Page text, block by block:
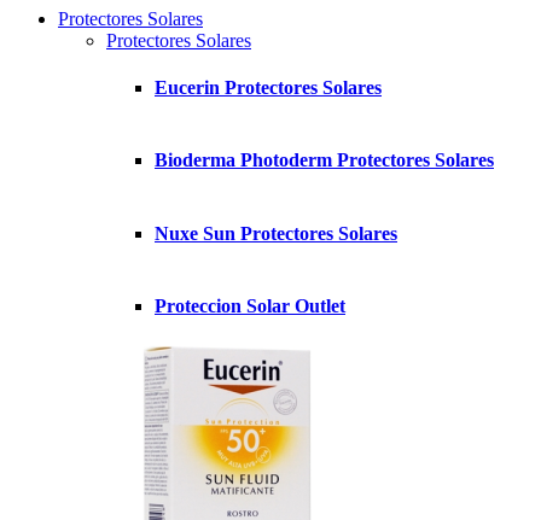
Protectores Solares
Protectores Solares
Eucerin Protectores Solares
Bioderma Photoderm Protectores Solares
Nuxe Sun Protectores Solares
Proteccion Solar Outlet